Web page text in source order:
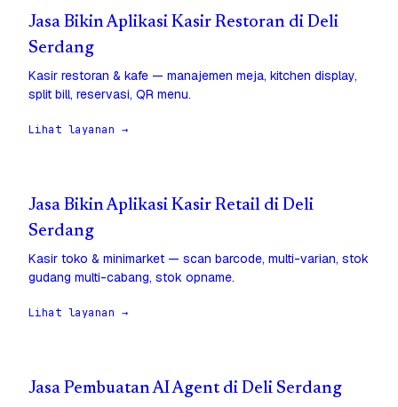
Jasa Bikin Aplikasi Kasir Restoran di Deli
Serdang
Kasir restoran & kafe — manajemen meja, kitchen display,
split bill, reservasi, QR menu.
Lihat layanan →
Jasa Bikin Aplikasi Kasir Retail di Deli
Serdang
Kasir toko & minimarket — scan barcode, multi-varian, stok
gudang multi-cabang, stok opname.
Lihat layanan →
Jasa Pembuatan AI Agent di Deli Serdang